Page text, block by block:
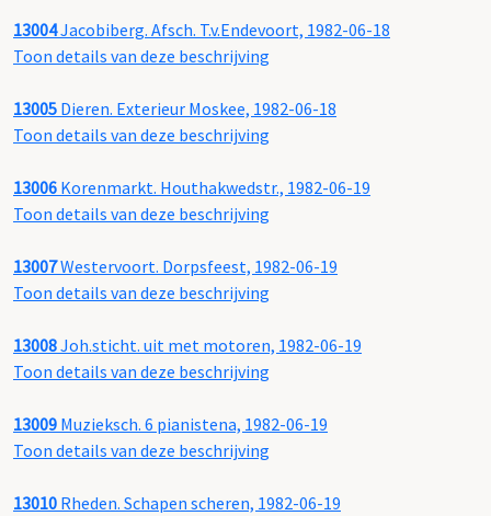
13004Jacobiberg. Afsch. T.v.Endevoort, 1982-06-18
Toon details van deze beschrijving
13005 Dieren. Exterieur Moskee, 1982-06-18
Toon details van deze beschrijving
13006 Korenmarkt. Houthakwedstr., 1982-06-19
Toon details van deze beschrijving
13007Westervoort. Dorpsfeest, 1982-06-19
Toon details van deze beschrijving
13008Joh.sticht. uit met motoren, 1982-06-19
Toon details van deze beschrijving
13009 Muzieksch. 6 pianistena, 1982-06-19
Toon details van deze beschrijving
13010 Rheden. Schapen scheren, 1982-06-19